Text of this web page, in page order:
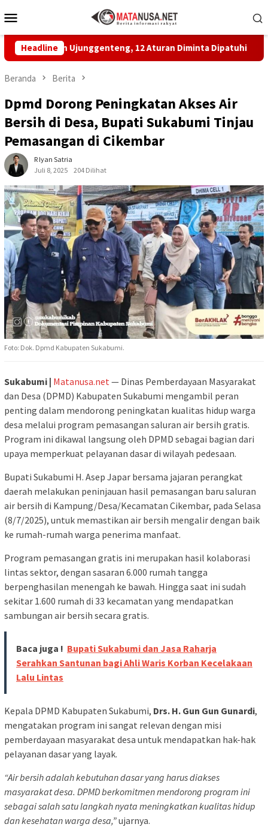
ke
Mobile
Headline
Ujunggenteng, 12 Aturan Diminta Dipatuhi MBG
Beranda Berita
Dpmd Dorong Peningkatan Akses Air
Bersih di Desa, Bupati Sukabumi Tinjau
Pemasangan di Cikembar
R Iyan Satria
Juli 8, 2025
204 Dilihat
Foto: Dok. Dpmd Kabupaten Sukabumi.
Sukabumi | Matanusa.net — Dinas Pemberdayaan Masyarakat
dan Desa (DPMD) Kabupaten Sukabumi mengambil peran
penting dalam mendorong peningkatan kualitas hidup warga
desa melalui program pemasangan saluran air bersih gratis.
Program ini dikawal langsung oleh DPMD sebagai bagian dari
upaya memperkuat pelayanan dasar di wilayah pedesaan.
Bupati Sukabumi H. Asep Japar bersama jajaran perangkat
daerah melakukan peninjauan hasil pemasangan baru saluran
air bersih di Kampung/Desa/Kecamatan Cikembar, pada Selasa
(8/7/2025), untuk memastikan air bersih mengalir dengan baik
ke rumah-rumah warga penerima manfaat.
Program pemasangan gratis ini merupakan hasil kolaborasi
lintas sektor, dengan sasaran 6.000 rumah tangga
berpenghasilan menengah ke bawah. Hingga saat ini sudah
sekitar 1.600 rumah di 33 kecamatan yang mendapatkan
sambungan air bersih secara gratis.
Baca juga ! Bupati Sukabumi dan Jasa Raharja
Serahkan Santunan bagi Ahli Waris Korban Kecelakaan
Lalu Lintas
Kepala DPMD Kabupaten Sukabumi, Drs. H. Gun Gun Gunardi,
mengatakan program ini sangat relevan dengan misi
pemberdayaan masyarakat desa untuk mendapatkan hak-hak
pelayanan dasar yang layak.
“Air bersih adalah kebutuhan dasar yang harus diakses
masyarakat desa. DPMD berkomitmen mendorong program ini
sebagai salah satu langkah nyata meningkatkan kualitas hidup
dan kesehatan warga desa,”ujarnya.